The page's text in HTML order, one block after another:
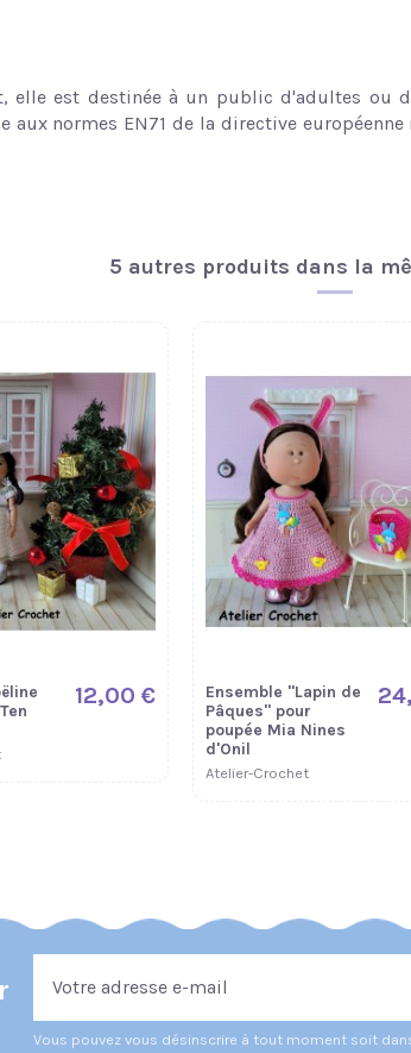
elle est destinée à un public d'adultes
aux normes EN71 de la directive
5 autres produits dans la
12,00 €
Ensemble "Lapin de
Pâques" pour
poupée Mia Nines
d'Onil
Atelier-Crochet
Vous pouvez vous désinscrire à tout moment soit